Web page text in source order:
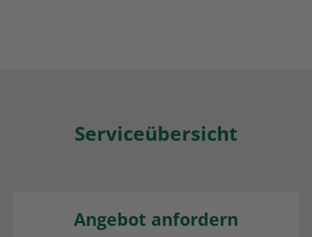
Serviceübersicht
Angebot anfordern